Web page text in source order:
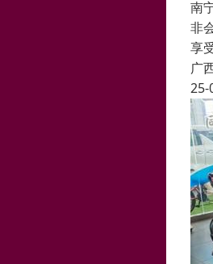
南
非
享
广
25-